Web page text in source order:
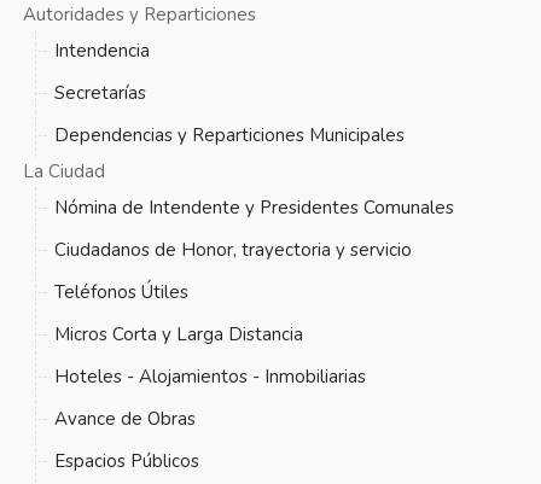
Autoridades y Reparticiones
Intendencia
Secretarías
Dependencias y Reparticiones Municipales
La Ciudad
Nómina de Intendente y Presidentes Comunales
Ciudadanos de Honor, trayectoria y servicio
Teléfonos Útiles
Micros Corta y Larga Distancia
Hoteles - Alojamientos - Inmobiliarias
Avance de Obras
Espacios Públicos